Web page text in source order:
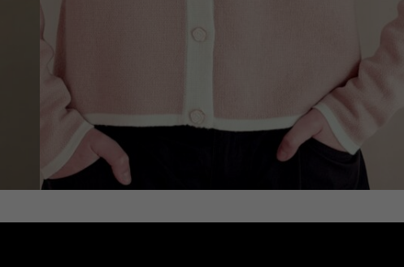
JACHETĂ TRICOTATĂ, CU MÂNECĂ LUNGĂ,